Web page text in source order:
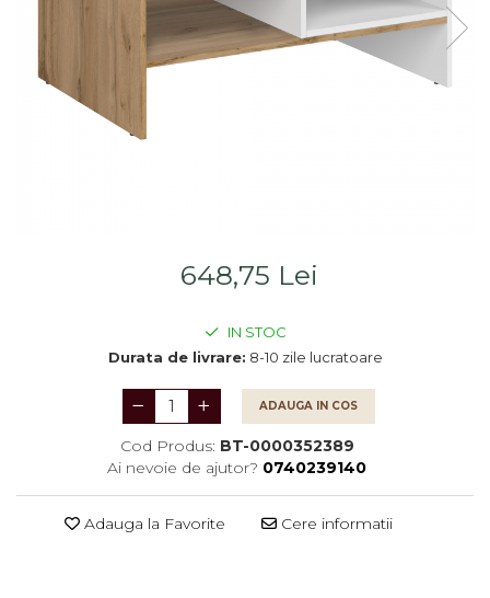
Scaune living/dining
Set mobilier Living
Seturi masa +scaune
Seturi dormitoare
complete
Suporturi
saltea/Somiere/Gratii
648,75 Lei
IN STOC
Durata de livrare: 8-10 zile lucratoare
ADAUGA IN COS
Cod Produs: BT-0000352389
Ai nevoie de ajutor? 0740239140
Adauga la Favorite Cere informatii